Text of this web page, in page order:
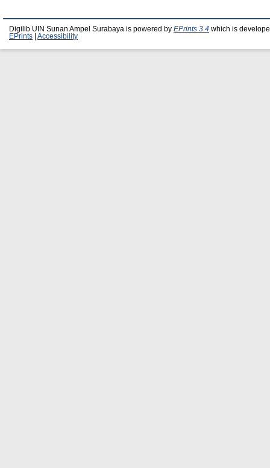
Digilib UIN Sunan Ampel Surabaya is powered by EPrints 3.4 which is
EPrints
Accessibility